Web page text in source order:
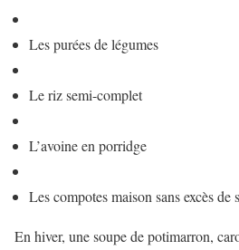
Les purées de légumes
Le riz semi-complet
L’avoine en porridge
Les compotes maison sans excès de
En hiver, une soupe de potimarron,